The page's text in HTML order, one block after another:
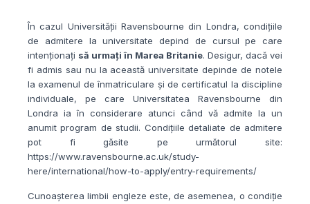
În cazul Universității Ravensbourne din Londra, condițiile
de admitere la universitate depind de cursul pe care
intenționați să urmați în Marea Britanie. Desigur, dacă vei
fi admis sau nu la această universitate depinde de notele
la examenul de înmatriculare și de certificatul la discipline
individuale, pe care Universitatea Ravensbourne din
Londra ia în considerare atunci când vă admite la un
anumit program de studii. Condițiile detaliate de admitere
pot fi găsite pe următorul site:
https://www.ravensbourne.ac.uk/study-
here/international/how-to-apply/entry-requirements/
Cunoașterea limbii engleze este, de asemenea, o condiție